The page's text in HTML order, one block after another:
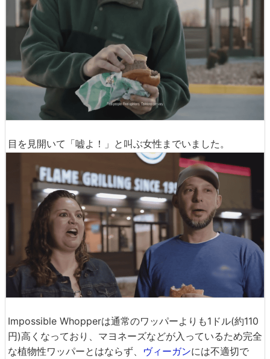
目を見開いて「嘘よ！」と叫ぶ女性までいました。
Impossible Whopperは通常のワッパーよりも1ドル(約110
円)高くなっており、マヨネーズなどが入っているため完全
な植物性ワッパーとはならず、 ヴィーガンには不適切で